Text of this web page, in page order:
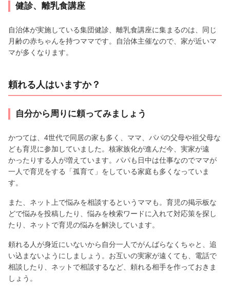
健診、離乳食講座
自治体が実施している集団健診、離乳食講座に集まるのは、同じ
月齢の赤ちゃんを持つママです。自治体主催なので、家が近いマ
マが多くなります。
頼れる人はいますか？
自分から周りに頼ってみましょう
かつては、4世代で同居の家も多く、ママ、パパの父母や祖父母な
ども育児に参加していました。核家族化が進んだ今、実家が遠
かったりする人が増えています。パパも日中は仕事なのでママが
一人で育児をする「孤育て」をしている家庭も多くなっていま
す。
また、ネット上で悩みを相談するというママも。育児の掲示板な
どで悩みを投稿したり、悩みを検索ワードに入れて対応策を探し
たり、ネットで育児の悩みを解決しています。
頼れる人が身近にいないから自分一人でがんばらなくちゃと、追
い込まないようにしましょう。お互いの実家が遠くても、電話で
相談したり、ネットで相談するなど、頼れる相手を作っておきま
しょう。